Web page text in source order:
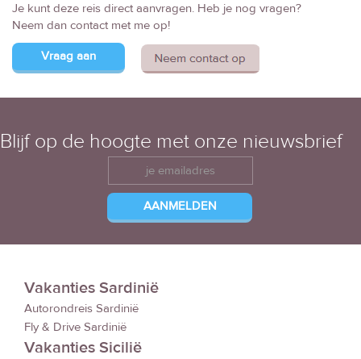
Je kunt deze reis direct aanvragen. Heb je nog vragen?
Neem dan contact met me op!
Vraag aan
Blijf op de hoogte met onze nieuwsbrief
Vakanties Sardinië
Autorondreis Sardinië
Fly & Drive Sardinië
Vakanties Sicilië